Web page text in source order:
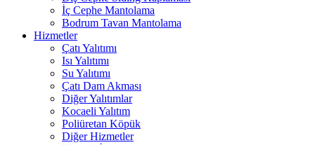
İç Cephe Mantolama
Bodrum Tavan Mantolama
Hizmetler
Çatı Yalıtımı
Isı Yalıtımı
Su Yalıtımı
Çatı Dam Akması
Diğer Yalıtımlar
Kocaeli Yalıtım
Poliüretan Köpük
Diğer Hizmetler